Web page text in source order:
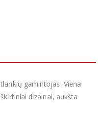
gamintojas. Viena
dizainai, aukšta